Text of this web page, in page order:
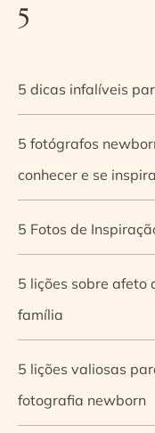
5
5 dicas infalíveis
5 fotógrafos
conhecer e se
5 Fotos de
5 lições sobre afeto
família
5 lições valiosas
fotografia newborn